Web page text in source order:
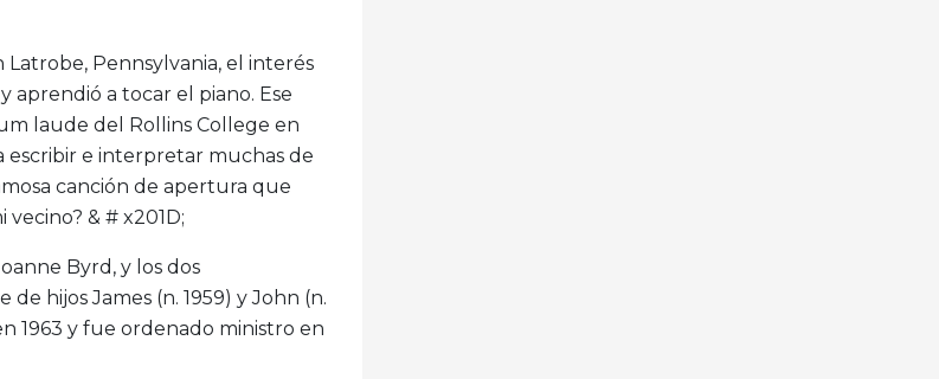
Latrobe, Pennsylvania, el interés
aprendió a tocar el piano. Ese
laude del Rollins College en
escribir e interpretar muchas de
canción de apertura que
& # x201D;
Byrd, y los dos
hijos James (n. 1959) y John (n.
1963 y fue ordenado ministro en